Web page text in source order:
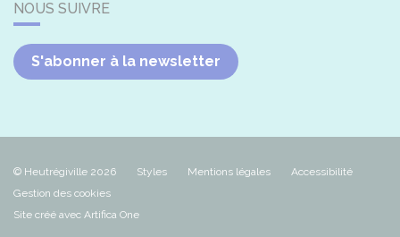
NOUS SUIVRE
S'abonner à la newsletter
© Heutrégiville 2026 Styles Mentions légales
Accessibilité
Gestion des cookies
Site créé avec Artifica One